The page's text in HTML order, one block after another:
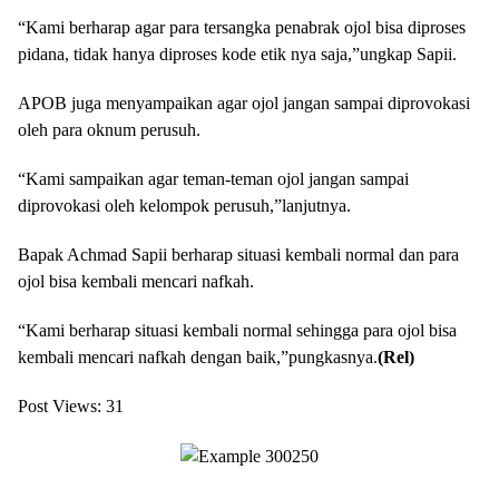
“Kami berharap agar para tersangka penabrak ojol bisa diproses
pidana, tidak hanya diproses kode etik nya saja,”ungkap Sapii.
APOB juga menyampaikan agar ojol jangan sampai diprovokasi
oleh para oknum perusuh.
“Kami sampaikan agar teman-teman ojol jangan sampai
diprovokasi oleh kelompok perusuh,”lanjutnya.
Bapak Achmad Sapii berharap situasi kembali normal dan para
ojol bisa kembali mencari nafkah.
“Kami berharap situasi kembali normal sehingga para ojol bisa
kembali mencari nafkah dengan baik,”pungkasnya.(Rel)
Post Views: 31